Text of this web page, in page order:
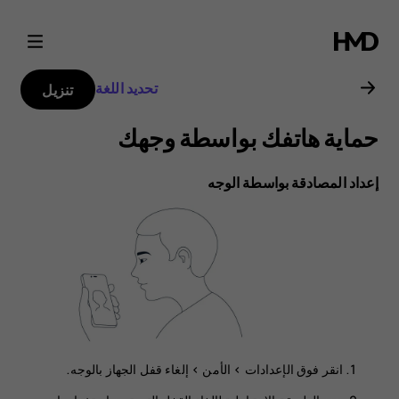
دليل
مستخدم
Nokia
G21
تحديد اللغة تنزيل
حماية هاتفك بواسطة وجهك
إعداد المصادقة بواسطة الوجه
انقر فوق الإعدادات > الأمن > إلغاء قفل الجهاز بالوجه‬‬.